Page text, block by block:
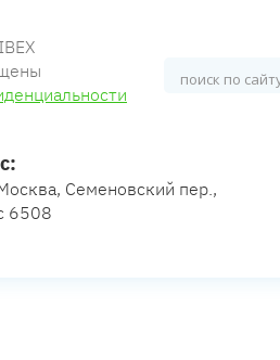
Семеновский пер.,
6508